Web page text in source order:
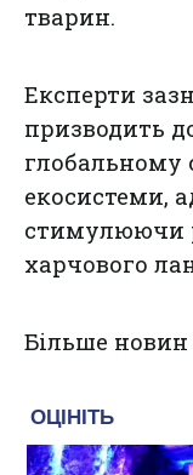
тварин.
Експерти
призводить
глобальному
екосистеми,
стимулюючи
харчового
Більше